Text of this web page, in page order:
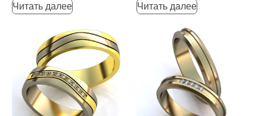
Читать далее Читать далее